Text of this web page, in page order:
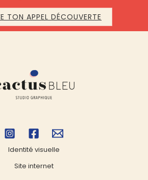
TON APPEL DÉCOUVERTE
Identité visuelle
Site internet